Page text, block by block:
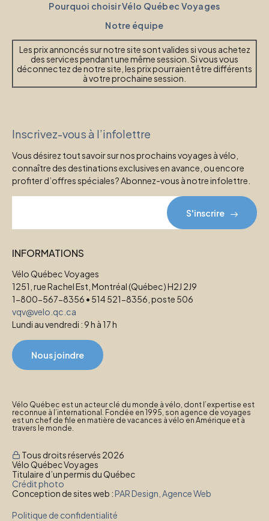
Pourquoi choisir Vélo Québec Voyages
Notre équipe
Les prix annoncés sur notre site sont valides si vous achetez
des services pendant une même session. Si vous vous
déconnectez de notre site, les prix pourraient être différents
à votre prochaine session.
Inscrivez-vous à l’infolettre
Vous désirez tout savoir sur nos prochains voyages à vélo,
connaître des destinations exclusives en avance, ou encore
profiter d’offres spéciales? Abonnez-vous à notre infolettre.
S'inscrire
INFORMATIONS
Vélo Québec Voyages
1251, rue Rachel Est, Montréal (Québec) H2J 2J9
1-800-567-8356 • 514 521-8356, poste 506
vqv@velo.qc.ca
Lundi au vendredi : 9 h à 17 h
Nous joindre
Vélo Québec est un acteur clé du monde à vélo, dont l’expertise est
reconnue à l’international. Fondée en 1995, son agence de voyages
est un chef de file en matière de vacances à vélo en Amérique et à
travers le monde.
Tous droits réservés 2026
Vélo Québec Voyages
Titulaire d’un permis du Québec
Crédit photo
Conception de sites web :PAR Design, Agence Web
Politique de confidentialité